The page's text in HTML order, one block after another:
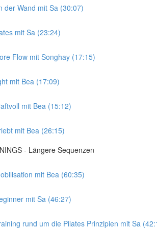
der Wand mit Sa (30:07)
mit Sa (23:24)
Flow mit Songhay (17:15)
mit Bea (17:09)
mit Bea (15:12)
mit Bea (26:15)
- Längere Sequenzen
mit Bea (60:35)
mit Sa (46:27)
rund um die Pilates Prinzipien mit Sa